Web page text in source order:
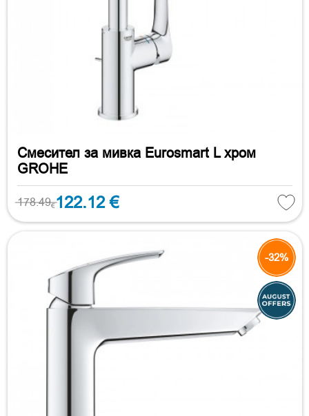
Смесител за мивка Eurosmart L хром
GROHE
178.49€122.12 €
-32%